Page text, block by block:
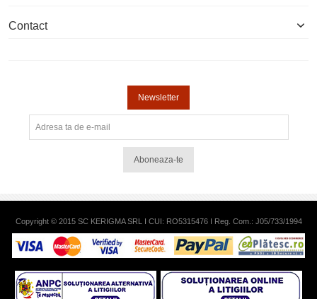
Contact
Newsletter
Aboneaza-te
Copyright © 2015 SC KERIGMA SRL I CUI: RO5315476 I Reg. Com.: J05/733/1994